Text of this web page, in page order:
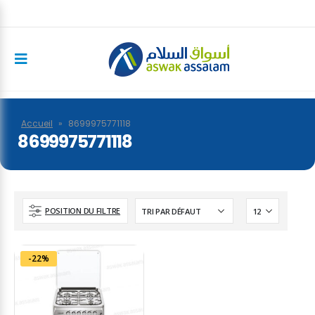
Accueil » 8699975771118
8699975771118
POSITION DU FILTRE
-22%